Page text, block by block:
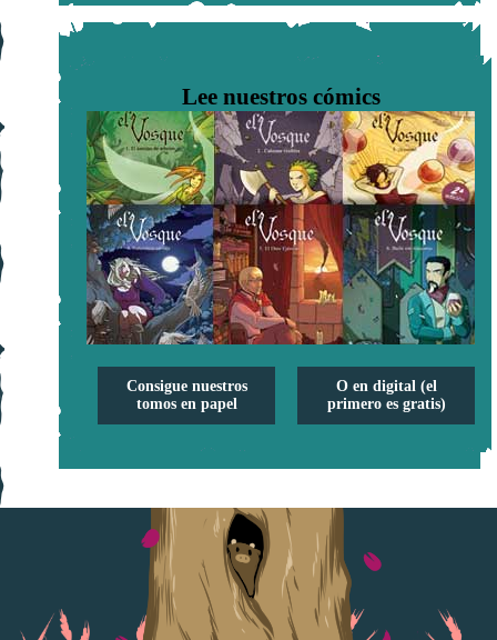
Lee nuestros cómics
Consigue nuestros
tomos en papel
O en digital (el
primero es gratis)